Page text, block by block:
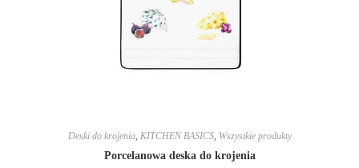
Deski do krojenia, KITCHEN BASICS, Wszystkie produkty
Porcelanowa deska do krojenia